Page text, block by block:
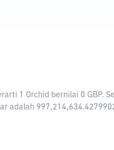
1 Orchid bernilai 0 GBP.
adalah